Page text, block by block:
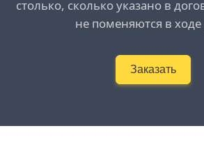
столько, сколько указано в
не поменяются в ходе
Заказать